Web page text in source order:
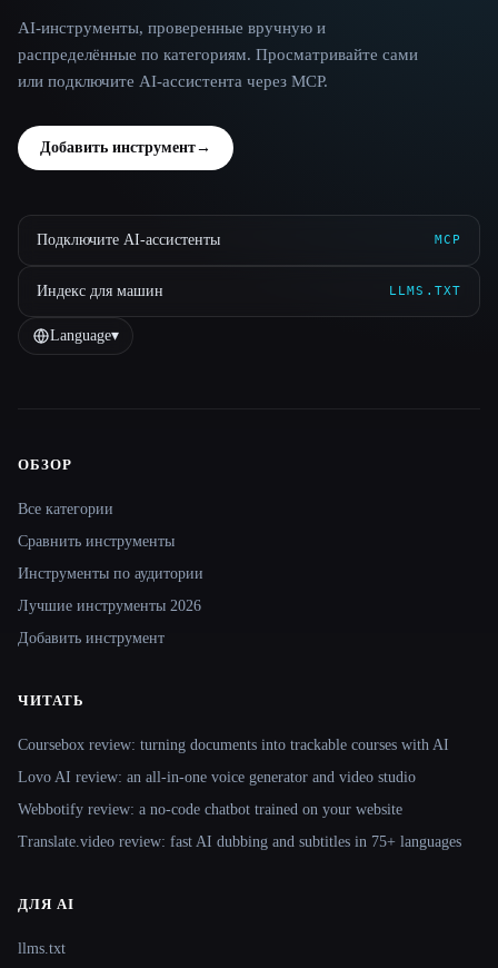
AI-инструменты, проверенные вручную и
распределённые по категориям. Просматривайте сами
или подключите AI-ассистента через MCP.
Добавить инструмент→
Подключите AI-ассистенты MCP
Индекс для машин LLMS.TXT
Language▾
ОБЗОР
Все категории
Сравнить инструменты
Инструменты по аудитории
Лучшие инструменты 2026
Добавить инструмент
ЧИТАТЬ
Coursebox review: turning documents into trackable courses with AI
Lovo AI review: an all-in-one voice generator and video studio
Webbotify review: a no-code chatbot trained on your website
Translate.video review: fast AI dubbing and subtitles in 75+ languages
ДЛЯ AI
llms.txt